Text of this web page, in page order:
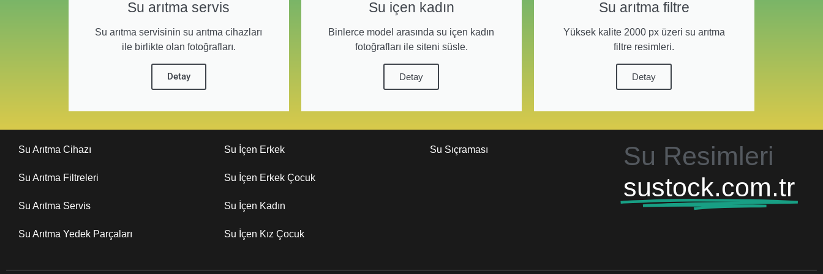
Su arıtma servis
Su arıtma servisinin su arıtma cihazları
ile birlikte olan fotoğrafları.
Detay
Su içen kadın
Binlerce model arasında su içen kadın
fotoğrafları ile siteni süsle.
Detay
Su arıtma filtre
Yüksek kalite 2000 px üzeri su arıtma
filtre resimleri.
Detay
Su Arıtma Cihazı
Su Arıtma Filtreleri
Su Arıtma Servis
Su Arıtma Yedek Parçaları
Su İçen Erkek
Su İçen Erkek Çocuk
Su İçen Kadın
Su İçen Kız Çocuk
Su Sıçraması
Su Resimleri
sustock.com.tr